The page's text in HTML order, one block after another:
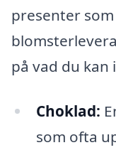
presenter
på vad du kan
Choklad:
som ofta